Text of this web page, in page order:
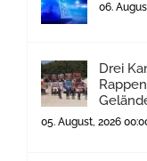
06.
Drei
05. August, 2026